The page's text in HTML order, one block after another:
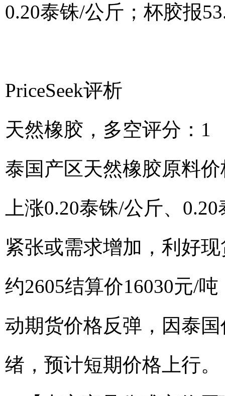
0.20泰铢/公斤；杯胶报
PriceSeek评析
天然橡胶，多空评分：1
泰国产区天然橡胶原料
上涨0.20泰铢/公斤、
紧张或需求增加，利好
约2605结算价16030元/
动期货价格反弹，因泰
绪，预计短期价格上行。